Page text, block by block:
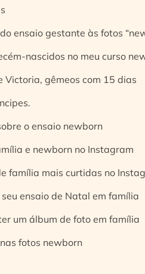
ensaio gestante às fotos
nascidos no meu curso
Victoria, gêmeos com 15 dias
o ensaio newborn
e newborn no Instagram
família mais curtidas no
ensaio de Natal em família
um álbum de foto em família
fotos newborn